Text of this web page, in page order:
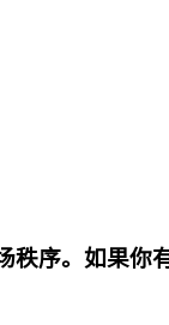
序。如果你